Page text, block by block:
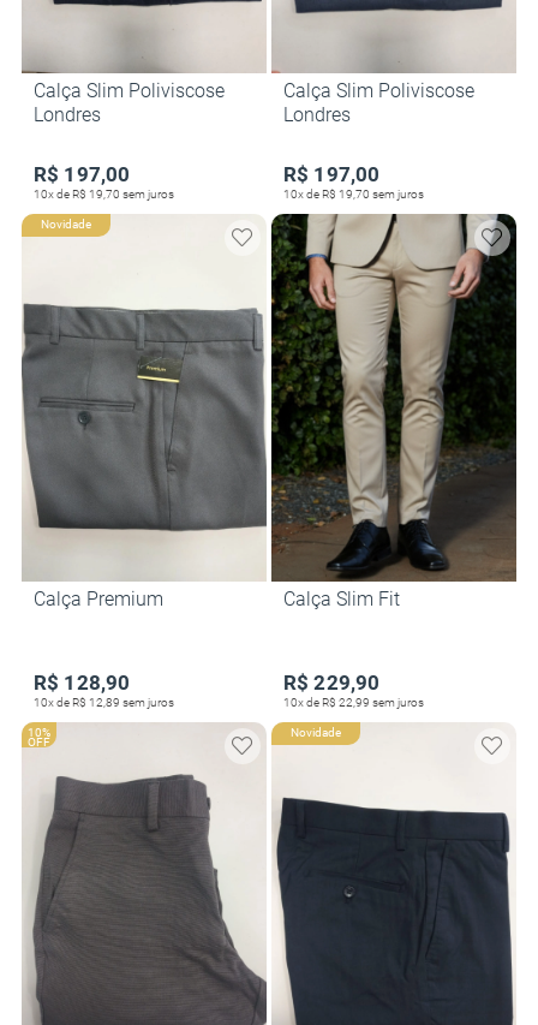
Calça Slim Poliviscose
Londres
R$ 197,00
10x de R$ 19,70 sem juros
Calça Slim Poliviscose
Londres
R$ 197,00
10x de R$ 19,70 sem juros
Novidade
Calça Premium
R$ 128,90
10x de R$ 12,89 sem juros
Calça Slim Fit
R$ 229,90
10x de R$ 22,99 sem juros
10%
OFF
Novidade